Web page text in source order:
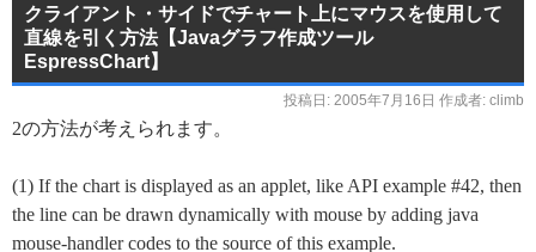
クライアント・サイドでチャート上にマウスを使用して
直線を引く方法【Javaグラフ作成ツール
EspressChart】
投稿日: 2005年7月16日 作成者: climb
2の方法が考えられます。
(1) If the chart is displayed as an applet, like API example #42, then
the line can be drawn dynamically with mouse by adding java
mouse-handler codes to the source of this example.